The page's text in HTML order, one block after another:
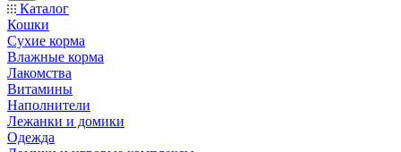
Каталог
Кошки
Сухие корма
Влажные корма
Лакомства
Витамины
Наполнители
Лежанки и домики
Одежда